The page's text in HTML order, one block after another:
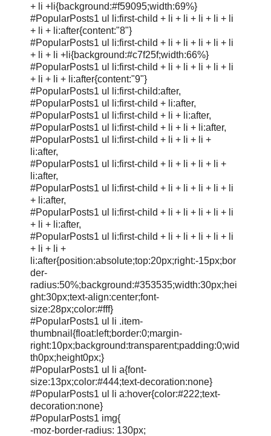
+ li +li{background:#f59095;width:69%}
#PopularPosts1 ul li:first-child + li + li + li + li + li
+ li + li:after{content:"8"}
#PopularPosts1 ul li:first-child + li + li + li + li + li
+ li + li +li{background:#c7f25f;width:66%}
#PopularPosts1 ul li:first-child + li + li + li + li + li
+ li + li + li:after{content:"9"}
#PopularPosts1 ul li:first-child:after,
#PopularPosts1 ul li:first-child + li:after,
#PopularPosts1 ul li:first-child + li + li:after,
#PopularPosts1 ul li:first-child + li + li + li:after,
#PopularPosts1 ul li:first-child + li + li + li +
li:after,
#PopularPosts1 ul li:first-child + li + li + li + li +
li:after,
#PopularPosts1 ul li:first-child + li + li + li + li + li
+ li:after,
#PopularPosts1 ul li:first-child + li + li + li + li + li
+ li + li:after,
#PopularPosts1 ul li:first-child + li + li + li + li + li
+ li + li +
li:after{position:absolute;top:20px;right:-15px;bor
der-
radius:50%;background:#353535;width:30px;hei
ght:30px;text-align:center;font-
size:28px;color:#fff}
#PopularPosts1 ul li .item-
thumbnail{float:left;border:0;margin-
right:10px;background:transparent;padding:0;wid
th0px;height0px;}
#PopularPosts1 ul li a{font-
size:13px;color:#444;text-decoration:none}
#PopularPosts1 ul li a:hover{color:#222;text-
decoration:none}
#PopularPosts1 img{
-moz-border-radius: 130px;